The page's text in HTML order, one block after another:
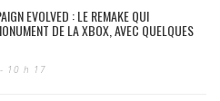
EVOLVED : LE REMAKE QUI
DE LA XBOX, AVEC QUELQUES
10 h 17